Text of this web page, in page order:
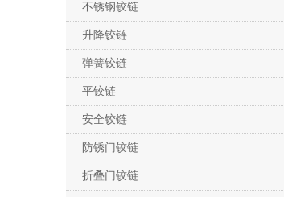
不锈钢铰链
升降铰链
弹簧铰链
平铰链
安全铰链
防锈门铰链
折叠门铰链